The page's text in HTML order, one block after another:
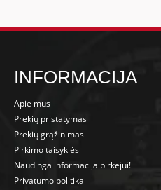
INFORMACIJA
Apie mus
Prekių pristatymas
Prekių grąžinimas
Pirkimo taisyklės
Naudinga informacija pirkėjui!
Privatumo politika